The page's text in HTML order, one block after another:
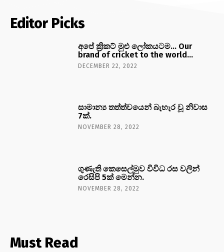
Editor Picks
අපේ ක්‍රිකට් මුළු ලෝකයටම… Our
brand of cricket to the world…
DECEMBER 22, 2022
සාමාන්‍ය තත්ත්වයෙන් බැහැර වූ නිවාස
7ක්.
NOVEMBER 28, 2022
ගුණැති කෙසෙල්මුව විවිධ රස වලින්
රෙසිපි 5ක් මෙන්න.
NOVEMBER 28, 2022
Must Read